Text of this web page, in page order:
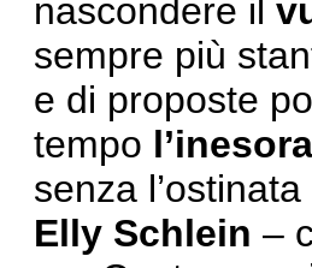
nascondere il
sempre più
e di proposte
tempo
senza
Elly Schlein –